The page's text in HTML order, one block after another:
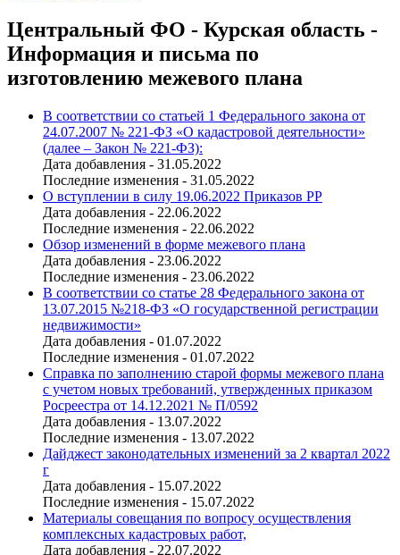
Центральный ФО - Курская область -
Информация и письма по
изготовлению межевого плана
В соответствии со статьей 1 Федерального закона от
24.07.2007 № 221-ФЗ «О кадастровой деятельности»
(далее – Закон № 221-ФЗ):
Дата добавления - 31.05.2022
Последние изменения - 31.05.2022
О вступлении в силу 19.06.2022 Приказов РР
Дата добавления - 22.06.2022
Последние изменения - 22.06.2022
Обзор изменений в форме межевого плана
Дата добавления - 23.06.2022
Последние изменения - 23.06.2022
В соответствии со статье 28 Федерального закона от
13.07.2015 №218-ФЗ «О государственной регистрации
недвижимости»
Дата добавления - 01.07.2022
Последние изменения - 01.07.2022
Справка по заполнению старой формы межевого плана
с учетом новых требований, утвержденных приказом
Росреестра от 14.12.2021 № П/0592
Дата добавления - 13.07.2022
Последние изменения - 13.07.2022
Дайджест законодательных изменений за 2 квартал 2022
г
Дата добавления - 15.07.2022
Последние изменения - 15.07.2022
Материалы совещания по вопросу осуществления
комплексных кадастровых работ,
Дата добавления - 22.07.2022